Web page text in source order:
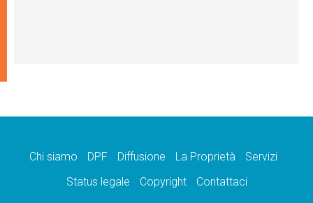
Chi siamo DPF Diffusione La Proprietà
Servizi
Status legale
Copyright Contattaci